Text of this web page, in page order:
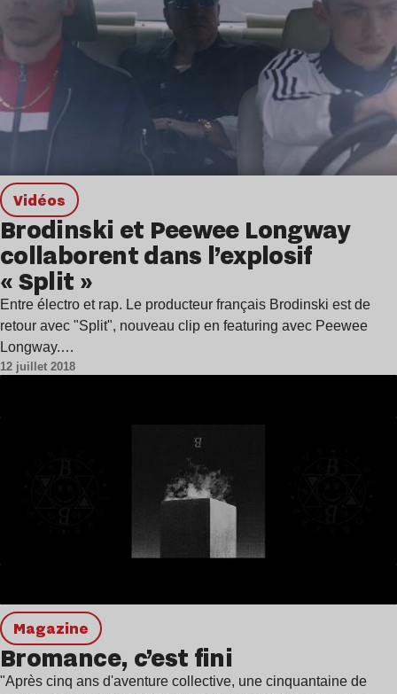
Vidéos
Brodinski et Peewee Longway
collaborent dans l’explosif
« Split »
Entre électro et rap. Le producteur français Brodinski est de
retour avec "Split", nouveau clip en featuring avec Peewee
Longway.…
12 juillet 2018
magazine
Bromance, c’est fini
"Après cinq ans d'aventure collective, une cinquantaine de